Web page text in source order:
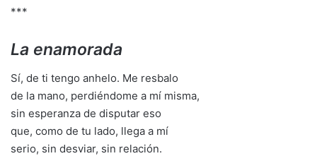
***
La enamorada
Sí, de ti tengo anhelo. Me resbalo
de la mano, perdiéndome a mí misma,
sin esperanza de disputar eso
que, como de tu lado, llega a mí
serio, sin desviar, sin relación.